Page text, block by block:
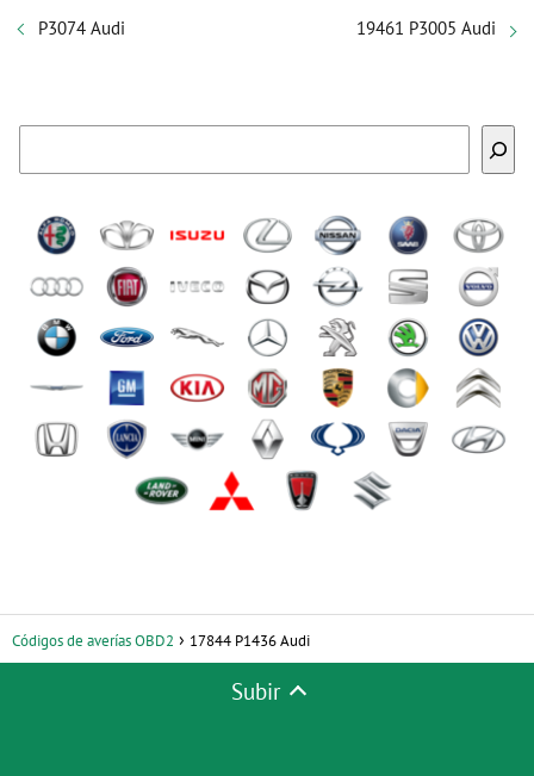
P3074 Audi 19461 P3005 Audi
Códigos de averías OBD2 17844 P1436 Audi
Subir